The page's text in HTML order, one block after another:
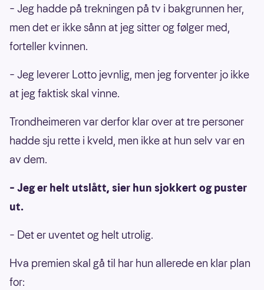
– Jeg hadde på trekningen på tv i bakgrunnen her,
men det er ikke sånn at jeg sitter og følger med,
forteller kvinnen.
– Jeg leverer Lotto jevnlig, men jeg forventer jo ikke
at jeg faktisk skal vinne.
Trondheimeren var derfor klar over at tre personer
hadde sju rette i kveld, men ikke at hun selv var en
av dem.
– Jeg er helt utslått, sier hun sjokkert og puster
ut.
– Det er uventet og helt utrolig.
Hva premien skal gå til har hun allerede en klar plan
for: